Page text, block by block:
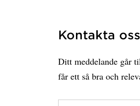
Kontakta oss
Ditt meddelande går
får ett så bra och